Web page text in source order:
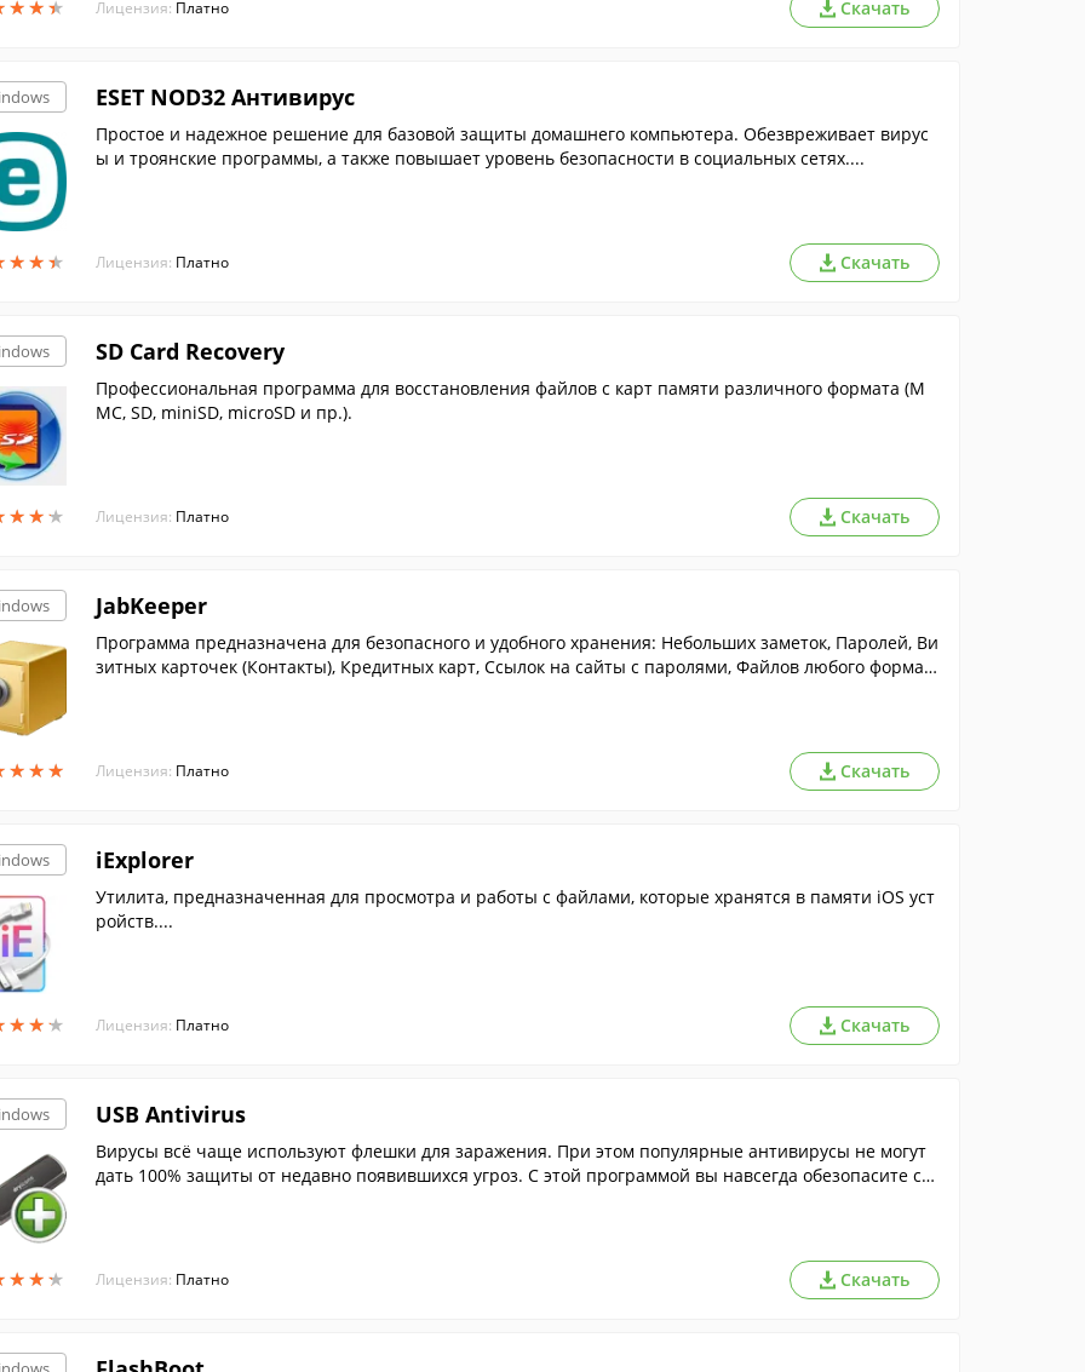
★★★
★★★ Лицензия: Платно Скачать
★★★
★★★
ESET NOD32 Антивирус
Простое и надежное решение для базовой защиты домашнего компьютера. Обезвреживает вирус
ы и троянские программы, а также повышает уровень безопасности в социальных сетях....
Лицензия: Платно Скачать
★★★
★★★
SD Card Recovery
Профессиональная программа для восстановления файлов с карт памяти различного формата (M
MC, SD, miniSD, microSD и пр.).
Лицензия: Платно Скачать
★★★
★★★
JabKeeper
Программа предназначена для безопасного и удобного хранения: Небольших заметок, Паролей, Ви
зитных карточек (Контакты), Кредитных карт, Ссылок на сайты с паролями, Файлов любого формат
Лицензия: Платно Скачать
★★★
★★★
iExplorer
Утилита, предназначенная для просмотра и работы с файлами, которые хранятся в памяти iOS уст
ройств....
Лицензия: Платно Скачать
★★★
★★★
USB Antivirus
Вирусы всё чаще используют флешки для заражения. При этом популярные антивирусы не могут
дать 100% защиты от недавно появившихся угроз. С этой программой вы навсегда обезопасите се
Лицензия: Платно Скачать